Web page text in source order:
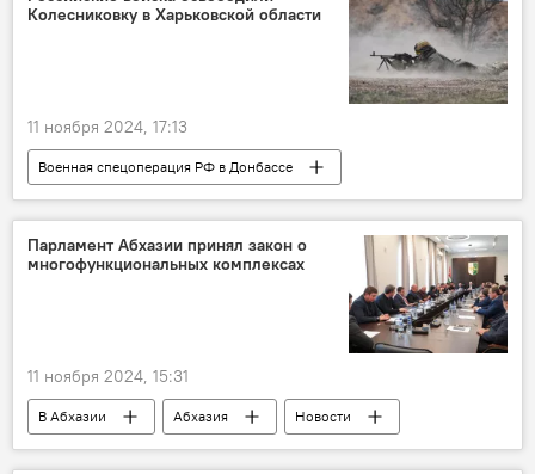
Колесниковку в Харьковской области
11 ноября 2024, 17:13
Военная спецоперация РФ в Донбассе
Россия
Украина Новости
Парламент Абхазии принял закон о
многофункциональных комплексах
11 ноября 2024, 15:31
В Абхазии Абхазия
Новости
Парламент Абхазии